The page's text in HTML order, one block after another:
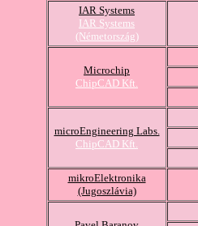
IAR Systems
IAR Systems
(Németország)
Microchip
ChipCAD Kft.
microEngineering Labs.
ChipCAD Kft.
mikroElektronika
(Jugoszlávia)